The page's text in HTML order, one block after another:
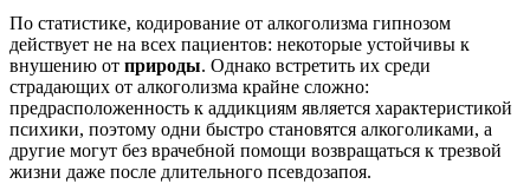
По статистике, кодирование от алкоголизма гипнозом
действует не на всех пациентов: некоторые устойчивы к
внушению от природы. Однако встретить их среди
страдающих от алкоголизма крайне сложно:
предрасположенность к аддикциям является характеристикой
психики, поэтому одни быстро становятся алкоголиками, а
другие могут без врачебной помощи возвращаться к трезвой
жизни даже после длительного псевдозапоя.